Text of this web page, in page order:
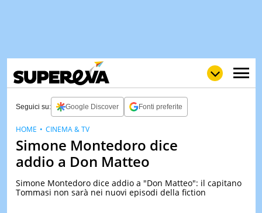
VIDEO
Seguici su: Google Discover Fonti preferite
Simone Montedoro dice
addio a Don Matteo
Simone Montedoro dice addio a "Don Matteo": il capitano
Tommasi non sarà nei nuovi episodi della fiction
HOME CINEMA & TV